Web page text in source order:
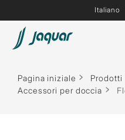
Pagina iniziale Prodotti
Accessori per doccia